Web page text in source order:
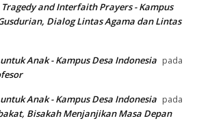
and Interfaith Prayers - Kampus
Dialog Lintas Agama dan Lintas
Anak - Kampus Desa Indonesia pada
Anak - Kampus Desa Indonesia pada
Bisakah Menjanjikan Masa Depan